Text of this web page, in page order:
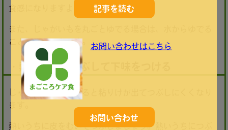
食感になりますよ。
また、じゃがいもを丸ごとゆでる場合は、水からゆでる
こともポイントです。
・熱いうちにつぶして下味をつける
じゃがいもは、冷めると粘りけが出てつぶしにくくなり
ます。
熱いうちに皮をむいてつぶしましょう。熱いうちにつぶ
記事を読む
お問い合わせはこちら
お問い合わせ